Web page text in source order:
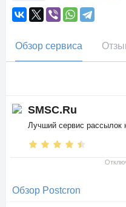
Обзор сервиса
SMSC.Ru
Лучший сервис рассылок
Обзор Postcron